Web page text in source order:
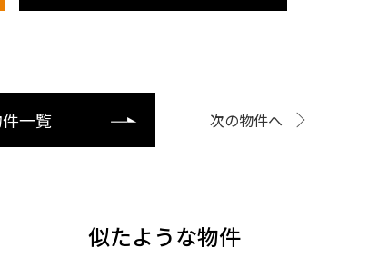
一覧 次の物件へ
似たような物件